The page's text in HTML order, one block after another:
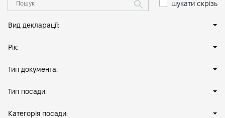
шукати скрізь
Вид декларації:
Рік:
Тип документа:
Тип посади:
Категорія посади: